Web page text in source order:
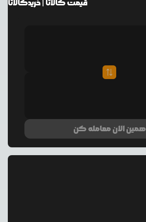
قیمتکالاتا | خریدکالاتا
همین الان معامله کن